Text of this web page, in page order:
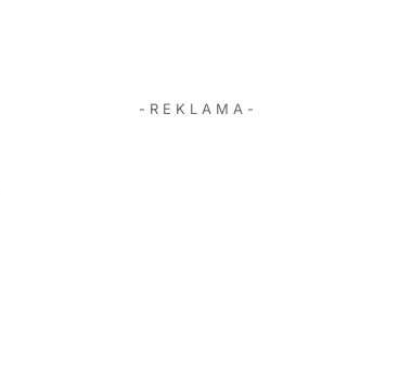
- R E K L A M A -